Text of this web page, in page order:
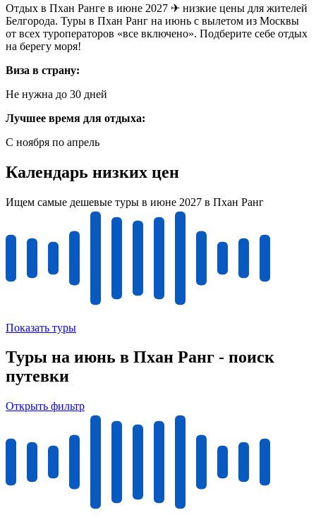
Отдых в Пхан Ранге в июне 2027 ✈ низкие цены для жителей
Белгорода. Туры в Пхан Ранг на июнь с вылетом из Москвы
от всех туроператоров «все включено». Подберите себе отдых
на берегу моря!
Виза в страну:
Не нужна до 30 дней
Лучшее время для отдыха:
С ноября по апрель
Календарь низких цен
Ищем самые дешевые туры в июне 2027 в Пхан Ранг
Показать туры
Туры на июнь в Пхан Ранг - поиск
путевки
Открыть фильтр